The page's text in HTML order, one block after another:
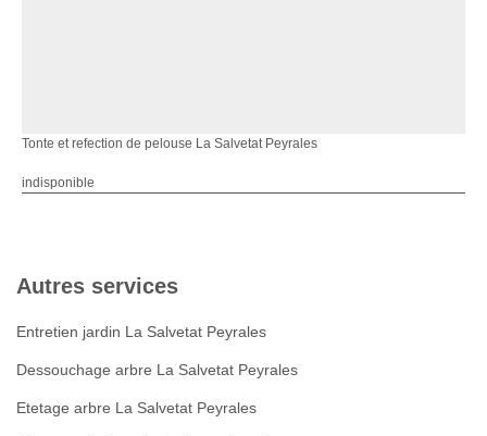
Tonte et refection de pelouse La Salvetat Peyrales
indisponible
Autres services
Entretien jardin La Salvetat Peyrales
Dessouchage arbre La Salvetat Peyrales
Etetage arbre La Salvetat Peyrales